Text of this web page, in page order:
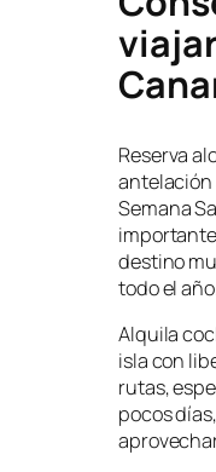
Reserva
antelación
Semana
destino
todo el
Alquila
isla con
rutas,
pocos